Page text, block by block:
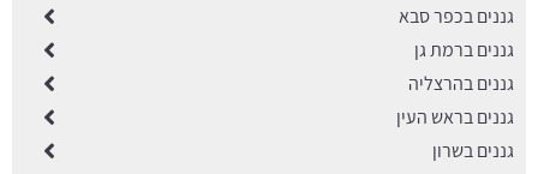
גננים בכפר סבא
גננים ברמת גן
גננים בהרצליה
גננים בראש העין
גננים בשרון